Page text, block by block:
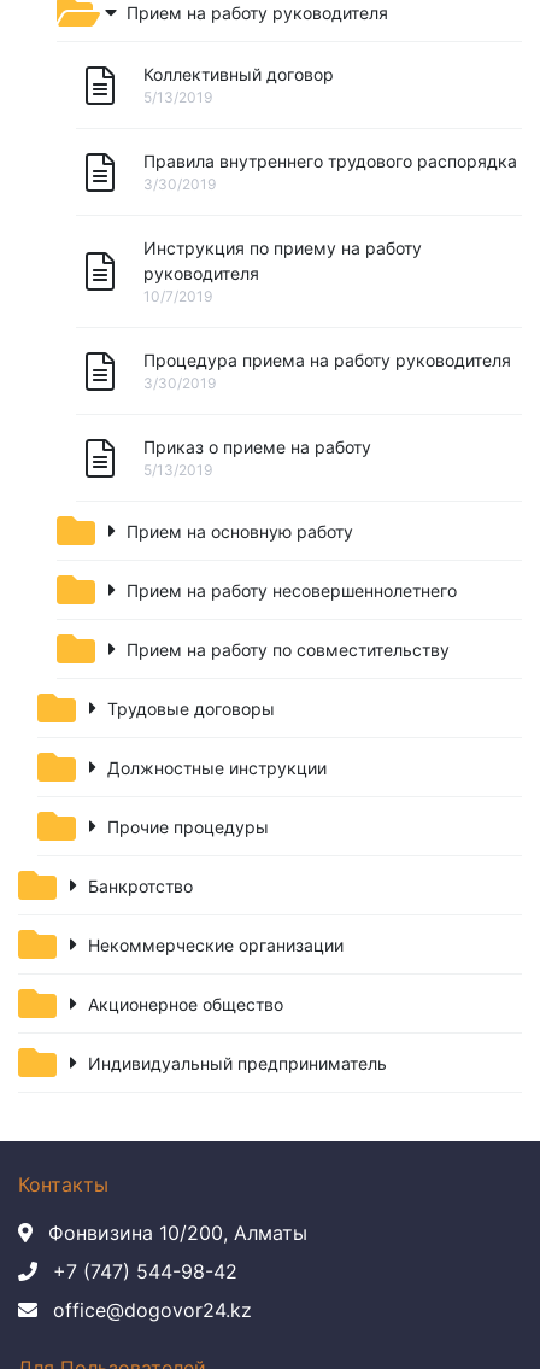
Прием на работу руководителя
Коллективный договор
5/13/2019
Правила внутреннего трудового распорядка
3/30/2019
Инструкция по приему на работу
руководителя
10/7/2019
Процедура приема на работу руководителя
3/30/2019
Приказ о приеме на работу
5/13/2019
Прием на основную работу
Прием на работу несовершеннолетнего
Прием на работу по совместительству
Трудовые договоры
Должностные инструкции
Прочие процедуры
Банкротство
Некоммерческие организации
Акционерное общество
Индивидуальный предприниматель
Контакты
Фонвизина 10/200, Алматы
+7 (747) 544-98-42
office@dogovor24.kz